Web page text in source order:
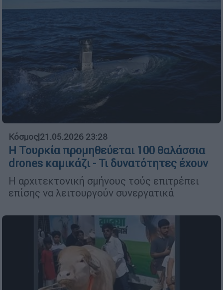
Κόσμος|21.05.2026 23:28
Η Τουρκία προμηθεύεται 100 θαλάσσια
drones καμικάζι - Τι δυνατότητες έχουν
Η αρχιτεκτονική σμήνους τούς επιτρέπει
επίσης να λειτουργούν συνεργατικά